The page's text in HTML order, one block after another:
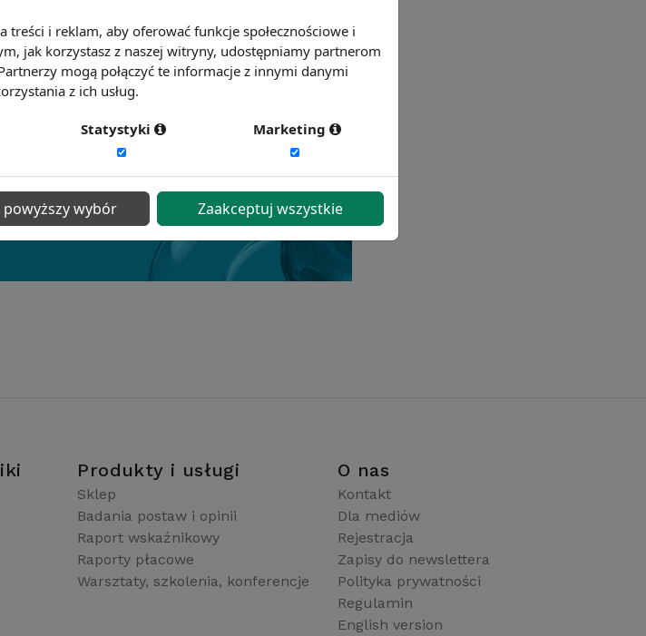
Produkty i usługi
Sklep
Badania postaw i opinii
Raport wskaźnikowy
Raporty płacowe
Warsztaty, szkolenia, konferencje
O nas
Kontakt
Dla mediów
Rejestracja
Zapisy do newslettera
Polityka prywatności
Regulamin
English version
i reklam, aby oferować funkcje społecznościowe i
jak korzystasz z naszej witryny, udostępniamy partnerom
mogą połączyć te informacje z innymi danymi
z ich usług.
Statystyki Marketing
powyższy wybór Zaakceptuj wszystkie